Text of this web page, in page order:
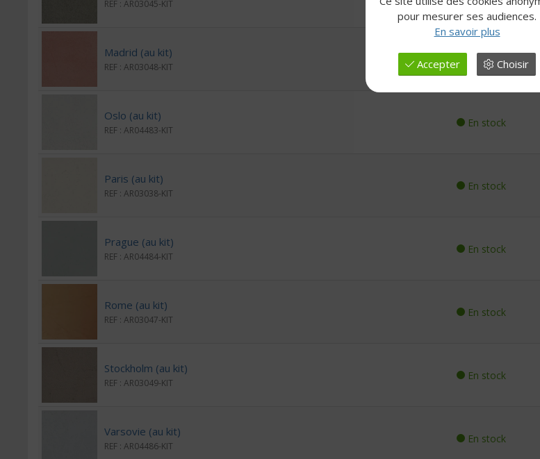
REF : AR03045-KIT
Madrid (au kit)
REF : AR03048-KIT
En stock
Oslo (au kit)
REF : AR04483-KIT
En stock
Paris (au kit)
REF : AR03038-KIT
En stock
Prague (au kit)
REF : AR04484-KIT
En stock
Rome (au kit)
REF : AR03047-KIT
En stock
Stockholm (au kit)
REF : AR03049-KIT
En stock
Varsovie (au kit)
REF : AR04486-KIT
En stock
pour mesurer ses audiences.
En savoir plus
Accepter Choisir